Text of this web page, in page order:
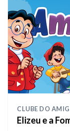
CLUBE DO
Elizeu e a